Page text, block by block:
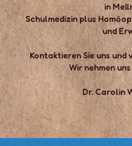
in
Schulmedizin plus
und
Kontaktieren Sie uns und
Wir nehmen
Dr. Carolin